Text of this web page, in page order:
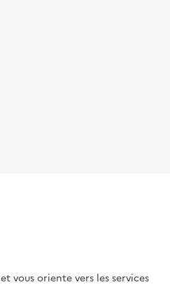
vous oriente vers les services